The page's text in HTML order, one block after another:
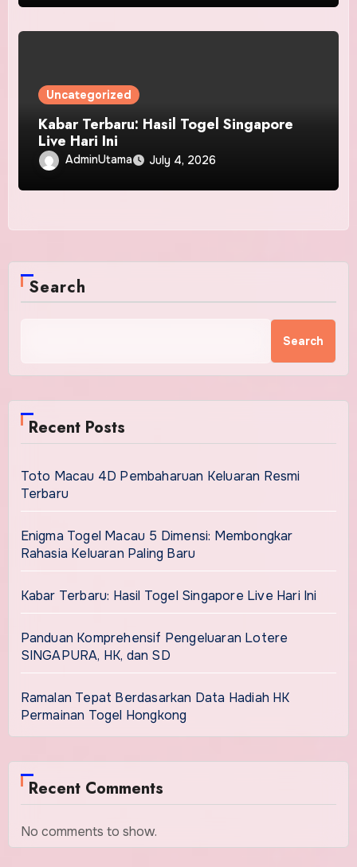
Uncategorized
Kabar Terbaru: Hasil Togel Singapore
Live Hari Ini
AdminUtama July 4, 2026
Search
Search
Recent Posts
Toto Macau 4D Pembaharuan Keluaran Resmi
Terbaru
Enigma Togel Macau 5 Dimensi: Membongkar
Rahasia Keluaran Paling Baru
Kabar Terbaru: Hasil Togel Singapore Live Hari Ini
Panduan Komprehensif Pengeluaran Lotere
SINGAPURA, HK, dan SD
Ramalan Tepat Berdasarkan Data Hadiah HK
Permainan Togel Hongkong
Recent Comments
No comments to show.